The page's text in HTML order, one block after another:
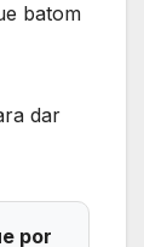
batom
dar
por